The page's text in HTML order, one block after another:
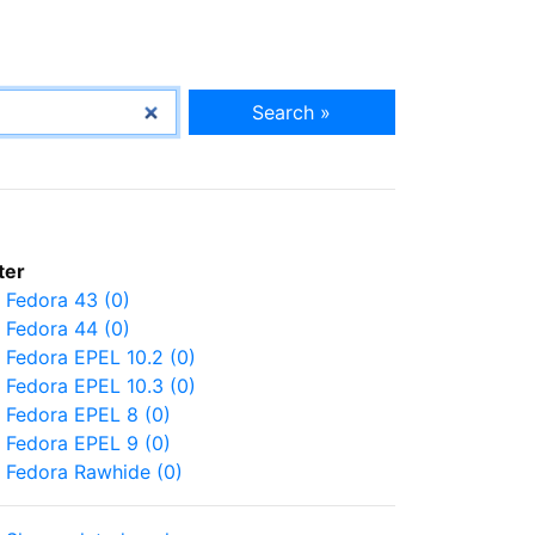
Search »
Fedora 43 (0)
Fedora 44 (0)
Fedora EPEL 10.2 (0)
Fedora EPEL 10.3 (0)
Fedora EPEL 8 (0)
Fedora EPEL 9 (0)
Fedora Rawhide (0)